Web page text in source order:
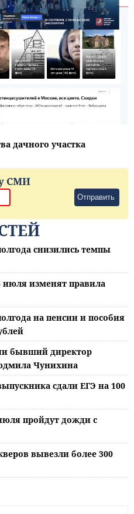
дачного участка
СМИ
Отправить
снизились темпы
июля изменят правила
на пенсии и пособия
бывший директор
Чунихина
сдали ЕГЭ на 100
пройдут дожди с
вывезли более 300